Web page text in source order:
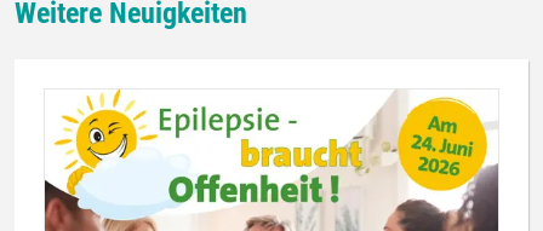
Weitere Neuigkeiten